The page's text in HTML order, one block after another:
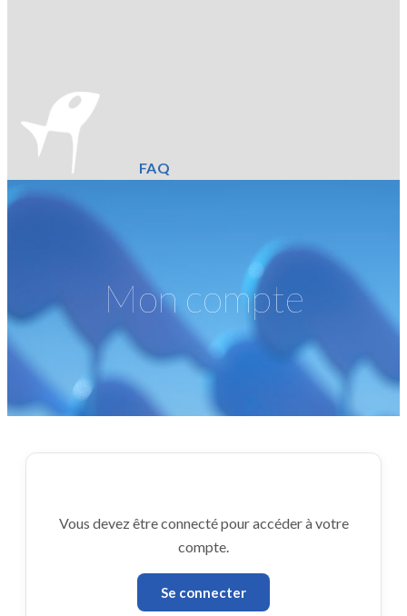
FAQ
Mon compte
Vous devez être connecté pour accéder à votre
compte.
Se connecter